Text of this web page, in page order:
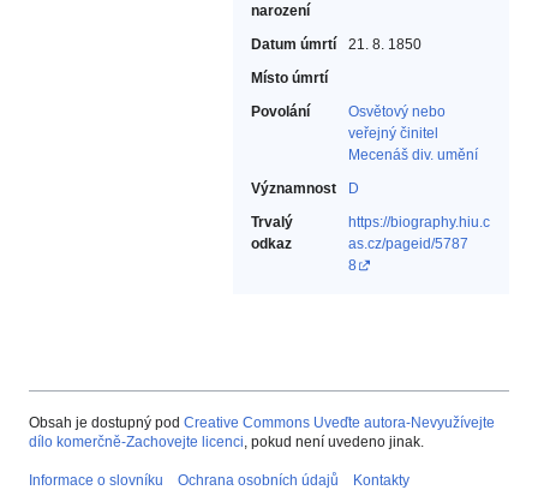
narození
Datum úmrtí
21. 8. 1850
Místo úmrtí
Povolání
Osvětový nebo
veřejný činitel‎
Mecenáš div. umění‎
Významnost
D
Trvalý
odkaz
https://biography.hiu.c
as.cz/pageid/5787
8
Obsah je dostupný pod Creative Commons Uveďte autora-Nevyužívejte
dílo komerčně-Zachovejte licenci, pokud není uvedeno jinak.
Informace o slovníku Ochrana osobních údajů Kontakty